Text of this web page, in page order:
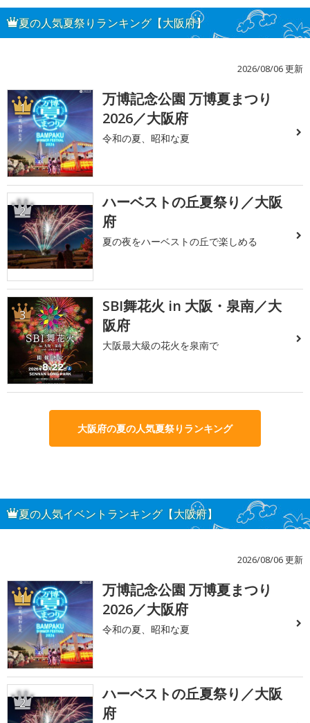
夏の人気夏祭りランキング【大阪府】
2026/08/06 更新
1
万博記念公園 万博夏まつり
2026／大阪府
令和の夏、昭和な夏
2
ハーベストの丘夏祭り／大阪
府
夏の夜をハーベストの丘で楽しめる
3
SBI舞花火 in 大阪・泉南／大
阪府
大阪最大級の花火を泉南で
大阪府の夏の人気夏祭りランキング
夏の人気イベントランキング【大阪府】
2026/08/06 更新
1
万博記念公園 万博夏まつり
2026／大阪府
令和の夏、昭和な夏
2
ハーベストの丘夏祭り／大阪
府